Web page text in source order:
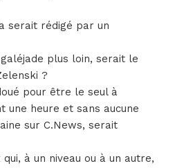
serait rédigé par un
plus loin, serait le
?
pour être le seul à
une heure et sans aucune
sur C.News, serait
à un niveau ou à un autre,